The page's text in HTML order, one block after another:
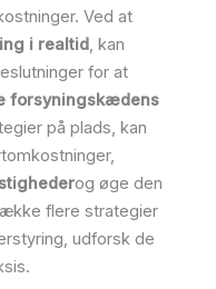
Ved at
i realtid, kan
for at
forsyningskædens
på plads, kan
og øge den
flere strategier
udforsk de